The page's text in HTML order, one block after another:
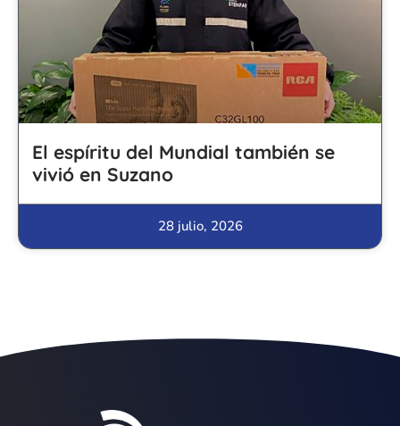
El espíritu del Mundial también se
vivió en Suzano
28 julio, 2026